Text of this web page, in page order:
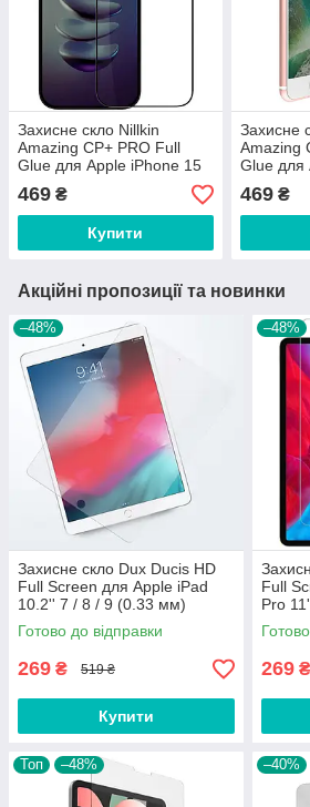
Захисне скло Nillkin
Amazing CP+ PRO Full
Glue для Apple iPhone 15
Pro 6.1'' 2023 Black (0.33
mm)
469 ₴
Купити
Захисне
Amazing
Glue для
SE 2020
469₴
Акційні пропозиції та новинки
–48%
Захисне скло Dux Ducis HD
Full Screen для Apple iPad
10.2'' 7 / 8 / 9 (0.33 мм)
Готово до відправки
269 ₴ 519 ₴
Купити
–48%
Full
Pro
2022
269 ₴
Топ –48% –40%